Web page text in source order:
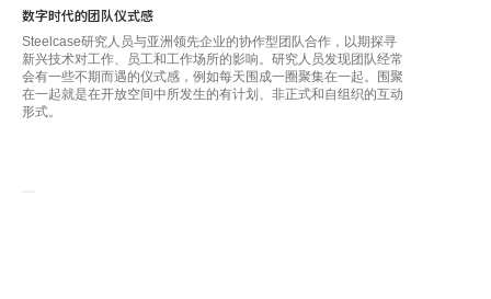
数字时代的团队仪式感
Steelcase研究人员与亚洲领先企业的协作型团队合作，以期探寻
新兴技术对工作、员工和工作场所的影响。研究人员发现团队经常
会有一些不期而遇的仪式感，例如每天围成一圈聚集在一起。围聚
在一起就是在开放空间中所发生的有计划、非正式和自组织的互动
形式。